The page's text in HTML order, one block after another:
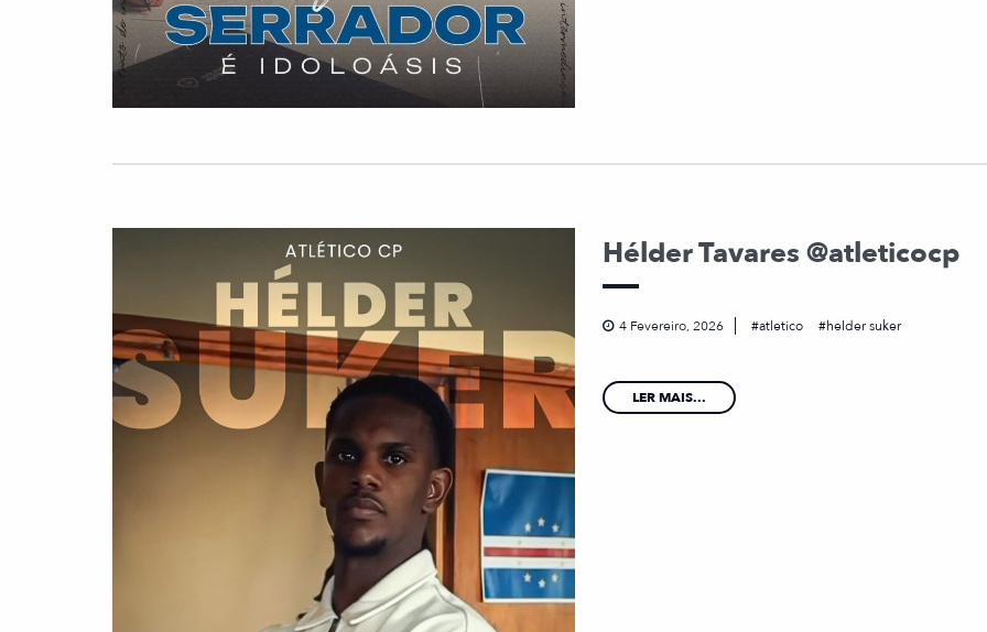
Hélder Tavares @atleticocp
4 Fevereiro, 2026 atletico helder suker
LER MAIS...